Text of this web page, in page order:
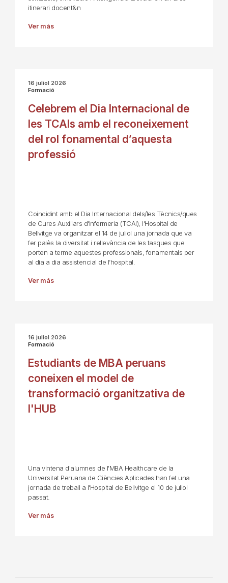
itinerari docent&n
Ver más
16 juliol 2026
Formació
Celebrem el Dia Internacional de
les TCAIs amb el reconeixement
del rol fonamental d’aquesta
professió
Coincidint amb el Dia Internacional dels/les Tècnics/ques
de Cures Auxiliars d'Infermeria (TCAI), l'Hospital de
Bellvitge va organitzar el 14 de juliol una jornada que va
fer palès la diversitat i rellevància de les tasques que
porten a terme aquestes professionals, fonamentals per
al dia a dia assistencial de l’hospital.
Ver más
16 juliol 2026
Formació
Estudiants de MBA peruans
coneixen el model de
transformació organitzativa de
l'HUB
Una vintena d'alumnes de l'MBA Healthcare de la
Universitat Peruana de Ciències Aplicades han fet una
jornada de treball a l'Hospital de Bellvitge el 10 de juliol
passat.
Ver más